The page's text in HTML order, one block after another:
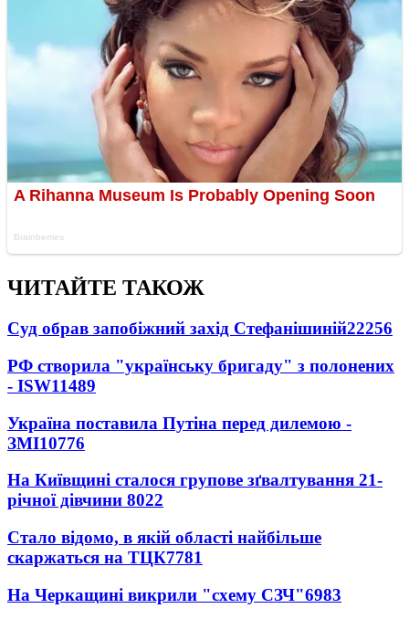
ЧИТАЙТЕ ТАКОЖ
Суд обрав запобіжний захід Стефанішиній22256
РФ створила "українську бригаду" з полонених
- ISW11489
Україна поставила Путіна перед дилемою -
ЗМІ10776
На Київщині сталося групове зґвалтування 21-
річної дівчини 8022
Стало відомо, в якій області найбільше
скаржаться на ТЦК7781
На Черкащині викрили "схему СЗЧ"6983